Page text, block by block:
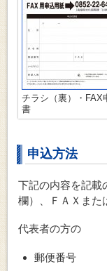
チラシ（裏）・FAX
書
申込方法
下記の内容を記載
欄）、ＦＡＸまた
代表者の方の
郵便番号